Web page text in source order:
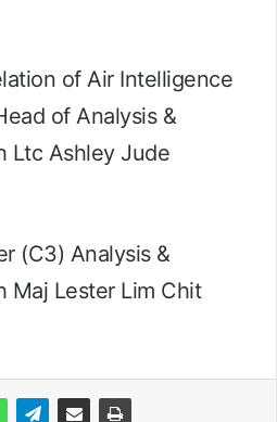
of Air Intelligence
of Analysis &
Ltc Ashley Jude
(C3) Analysis &
Maj Lester Lim Chit